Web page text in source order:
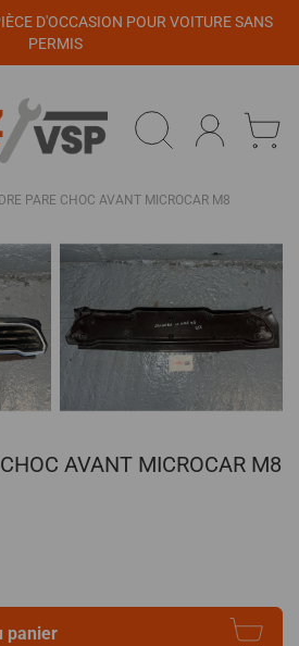
D'OCCASION POUR VOITURE SANS
PERMIS
PARE CHOC AVANT MICROCAR M8
AVANT MICROCAR M8
panier